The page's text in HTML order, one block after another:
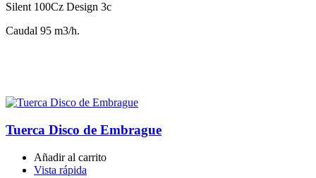
Silent 100Cz Design 3c
Caudal 95 m3/h.
Tuerca Disco de Embrague
Añadir al carrito
Vista rápida